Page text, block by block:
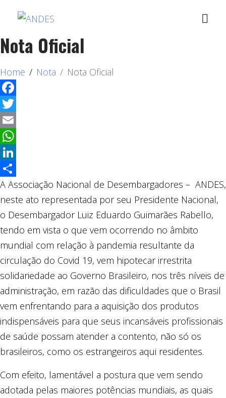
Nota Oficial
Home Nota Nota Oficial
Facebook
Twitter
Email
WhatsApp
LinkedIn
Compartilhar
A Associação Nacional de Desembargadores – ANDES,
neste ato representada por seu Presidente Nacional,
o Desembargador Luiz Eduardo Guimarães Rabello,
tendo em vista o que vem ocorrendo no âmbito
mundial com relação à pandemia resultante da
circulação do Covid 19, vem hipotecar irrestrita
solidariedade ao Governo Brasileiro, nos três níveis de
administração, em razão das dificuldades que o Brasil
vem enfrentando para a aquisição dos produtos
indispensáveis para que seus incansáveis profissionais
de saúde possam atender a contento, não só os
brasileiros, como os estrangeiros aqui residentes.
Com efeito, lamentável a postura que vem sendo
adotada pelas maiores potências mundiais, as quais